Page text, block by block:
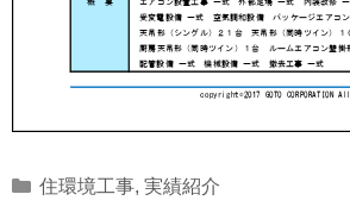
Categories
住環境工事, 実績紹介